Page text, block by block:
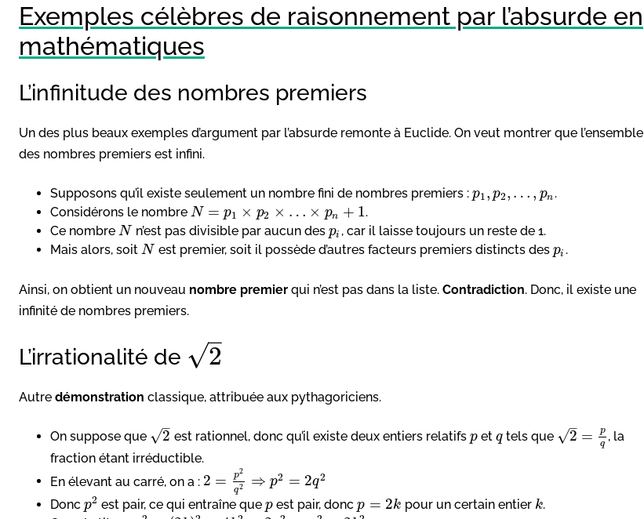
Exemples célèbres de raisonnement par l’absurde en
mathématiques
L’infinitude des nombres premiers
Un des plus beaux exemples d’argument par l’absurde remonte à Euclide. On veut montrer que l’ensemble
des nombres premiers est infini.
Supposons qu’il existe seulement un nombre fini de nombres premiers : p1, p2, … , pn .
Considérons le nombre N = p1 × p2 × … × pn + 1.
Ce nombre N n’est pas divisible par aucun des pi , car il laisse toujours un reste de 1.
Mais alors, soit N est premier, soit il possède d’autres facteurs premiers distincts des pi .
Ainsi, on obtient un nouveau nombre premier qui n’est pas dans la liste. Contradiction. Donc, il existe une
infinité de nombres premiers.
L’irrationalité de 2
–
√
Autre démonstration classique, attribuée aux pythagoriciens.
On suppose que 2
–
√ est rationnel, donc qu’il existe deux entiers relatifs pet qtels que 2
–
√ =
p
q , la
fraction étant irréductible.
En élevant au carré, on a : 2 = p2
q2 ⇒ p2 = 2q2
Donc p2 est pair, ce qui entraîne quep est pair, doncp = 2k pour un certain entier k.